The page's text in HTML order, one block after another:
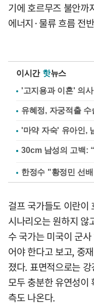
기에 호르무즈 불안까
에너지·물류 흐름 전
이시간 핫뉴스
'고지용과 이혼' 의
유혜정, 자궁적출
'마약 자숙' 유아인,
한정수 "황정민 선
걸프 국가들도 이란이
시나리오는 원하지 않
수 국가는 미국이 군
어야 한다고 보고, 중
졌다. 표면적으로는
모두 충분한 유연성이
측도 나온다.